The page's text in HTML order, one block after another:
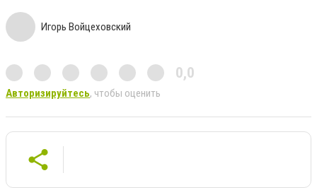
Игорь Войцеховский
0,0
Авторизируйтесь, чтобы оценить